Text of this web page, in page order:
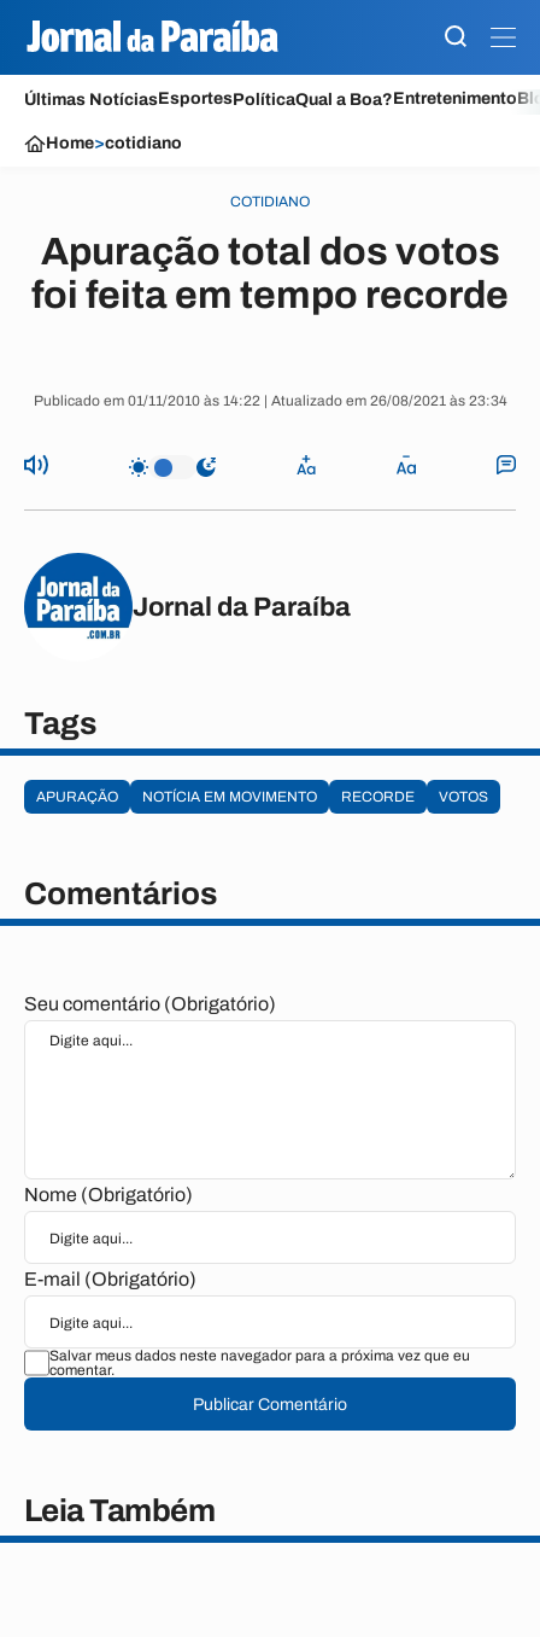
Últimas NotíciasEsportesPolíticaQual a Boa?Entretenimento
Home>cotidiano
COTIDIANO
Apuração total dos votos
foi feita em tempo recorde
Publicado em 01/11/2010 às 14:22 | Atualizado em 26/08/2021 às 23:34
Jornal da Paraíba
Tags
APURAÇÃO NOTÍCIA EM MOVIMENTO RECORDE VOTOS
Comentários
Seu comentário (Obrigatório)
Nome (Obrigatório)
E-mail (Obrigatório)
Salvar meus dados neste navegador para a próxima vez que eu
comentar.
Publicar Comentário
Leia Também